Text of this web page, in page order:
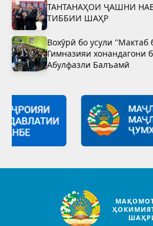
ТАНТАНАҲОИ ҶАШНИ
ТИББИИ ШАҲР
Вохӯрӣ бо усули "Мактаб
Гимназияи хонандагони
Абулфазли Балъамӣ